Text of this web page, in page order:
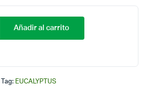
Añadir al carrito
Tag: EUCALYPTUS